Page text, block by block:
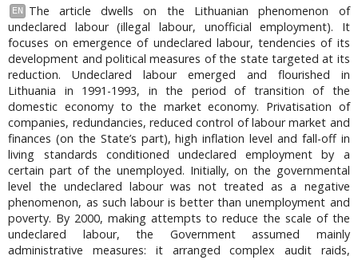
EN
The article dwells on the Lithuanian phenomenon of
undeclared labour (illegal labour, unofficial employment). It
focuses on emergence of undeclared labour, tendencies of its
development and political measures of the state targeted at its
reduction. Undeclared labour emerged and flourished in
Lithuania in 1991-1993, in the period of transition of the
domestic economy to the market economy. Privatisation of
companies, redundancies, reduced control of labour market and
finances (on the State’s part), high inflation level and fall-off in
living standards conditioned undeclared employment by a
certain part of the unemployed. Initially, on the governmental
level the undeclared labour was not treated as a negative
phenomenon, as such labour is better than unemployment and
poverty. By 2000, making attempts to reduce the scale of the
undeclared labour, the Government assumed mainly
administrative measures: it arranged complex audit raids,